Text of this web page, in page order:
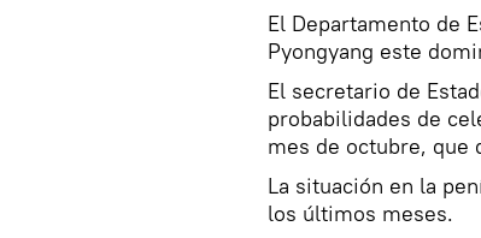
El Departamento de
Pyongyang este
El secretario de
probabilidades de
mes de octubre, que
La situación en la
los últimos meses.